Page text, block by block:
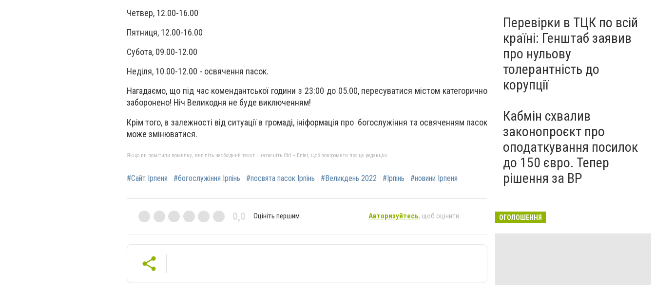
Четвер, 12.00-16.00
Пятниця, 12.00-16.00
Субота, 09.00-12.00
Неділя, 10.00-12.00 - освячення пасок.
Нагадаємо, що під час комендантської години з 23:00 до 05.00, пересуватися містом категорично
заборонено! Ніч Великодня не буде виключенням!
Крім того, в залежності від ситуації в громаді, ініформація про богослужіння та освяченням пасок
може змінюватися.
Якщо ви помітили помилку, виділіть необхідний текст і натисніть Ctrl + Enter, щоб повідомити про це редакцію
#Сайт Ірпеня #богослужіння Ірпінь #посвята пасок Ірпінь #Великдень 2022 #Ірпінь #новини Ірпеня
0,0 Оцініть першим Авторизуйтесь, щоб оцінити
Перевірки в ТЦК по всій
країні: Генштаб заявив
про нульову
толерантність до
корупції
Кабмін схвалив
законопроєкт про
оподаткування посилок
до 150 євро. Тепер
рішення за ВР
ОГОЛОШЕННЯ